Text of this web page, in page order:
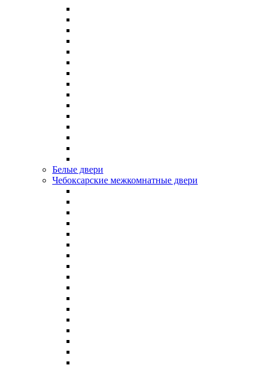
Белые двери
Чебоксарские межкомнатные двери